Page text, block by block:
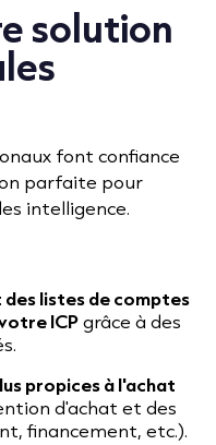
solution
font confiance
parfaite pour
intelligence.
listes de comptes
ICPgrâce à des
propices à l'achat
d'achat et des
financement, etc.).